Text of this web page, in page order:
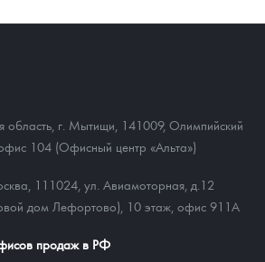
область, г. Мытищи, 141009, Олимпийский
104 (Офисный центр «Альта»)
111024, ул. Авиамоторная, д.12
дом Лефортово), 10 этаж, офис 911А
продаж в РФ